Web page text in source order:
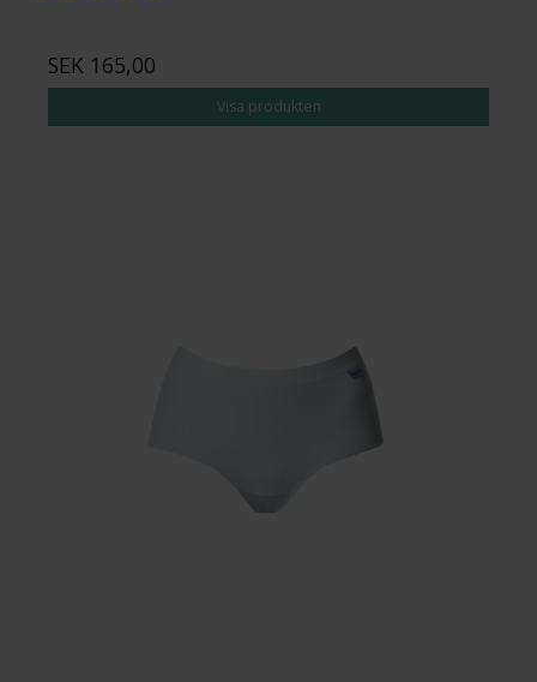
SEK 165,00
Visa produkten